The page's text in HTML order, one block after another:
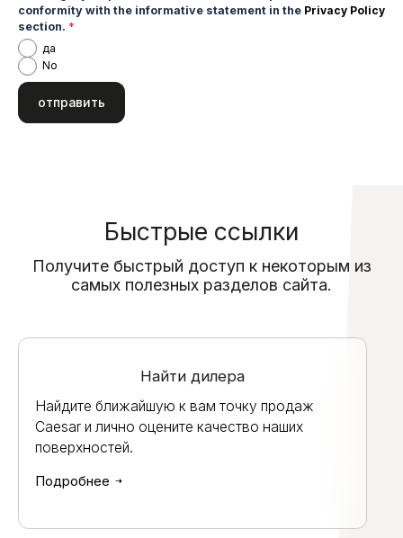
conformity with the informative statement in the Privacy Policy
section. *
да
No
Быстрые ссылки
Получите быстрый доступ к некоторым из
самых полезных разделов сайта.
Найти дилера
Найдите ближайшую к вам точку продаж
Caesar и лично оцените качество наших
поверхностей.
Подробнее